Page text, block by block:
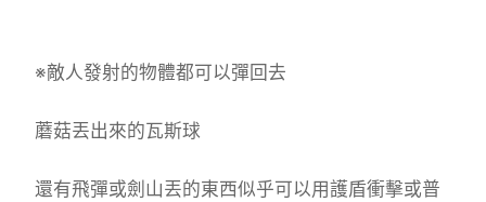
※敵人發射的物體都可以彈回去
蘑菇丟出來的瓦斯球
還有飛彈或劍山丟的東西似乎可以用護盾衝擊或普